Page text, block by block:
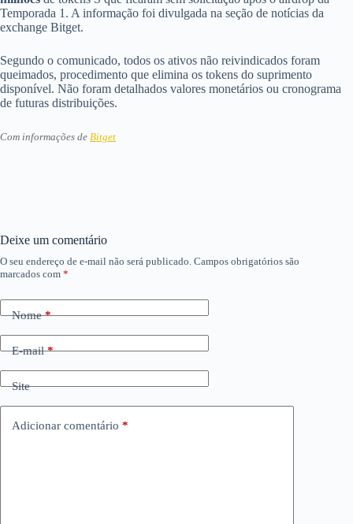
Temporada 1. A informação foi divulgada na seção de notícias da
exchange Bitget.
Segundo o comunicado, todos os ativos não reivindicados foram
queimados, procedimento que elimina os tokens do suprimento
disponível. Não foram detalhados valores monetários ou cronograma
de futuras distribuições.
Com informações de Bitget
Deixe um comentário
O seu endereço de e-mail não será publicado. Campos obrigatórios são
marcados com *
Nome*
E-mail*
Site
Adicionar comentário *